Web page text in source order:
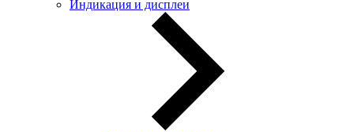
Индикация и дисплеи